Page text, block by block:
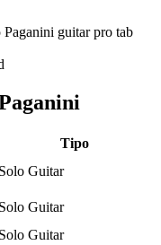
Tipo
Solo Guitar
Solo Guitar
Solo Guitar